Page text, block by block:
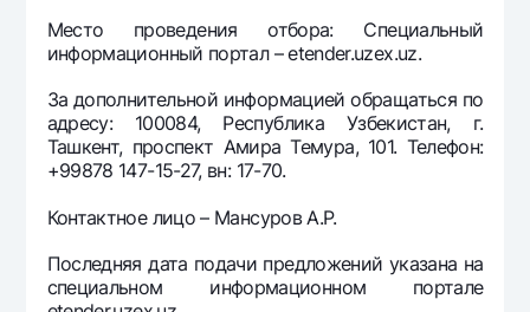
Часто задаваемые вопросы
Ищите по сайту
Найти
Часто задаваемые вопросы
Пресс-центр
Место проведения отбора: Специальный
информационный портал – etender.uzex.uz.
За дополнительной информацией обращаться по
адресу: 100084, Республика Узбекистан, г.
Ташкент, проспект Амира Темура, 101. Телефон:
+99878 147-15-27, вн: 17-70.
Контактное лицо – Мансуров А.Р.
Последняя дата подачи предложений указана на
специальном информационном портале